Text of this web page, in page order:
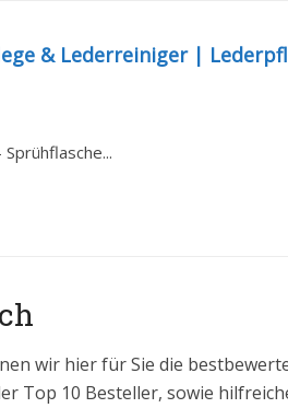
& Lederreiniger |
wir hier für Sie die
Top 10 Besteller, sowie